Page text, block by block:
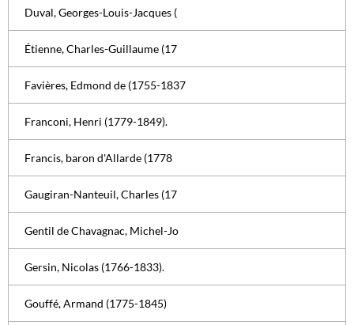
Duval, Georges-Louis-Jacques (
Étienne, Charles-Guillaume (17
Favières, Edmond de (1755-1837
Franconi, Henri (1779-1849).
Francis, baron d'Allarde (1778
Gaugiran-Nanteuil, Charles (17
Gentil de Chavagnac, Michel-Jo
Gersin, Nicolas (1766-1833).
Gouffé, Armand (1775-1845)